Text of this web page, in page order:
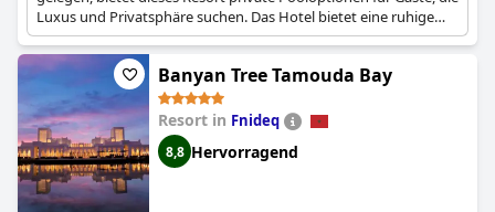
Luxus und Privatsphäre suchen. Das Hotel bietet eine ruhige
Umgebung mit privaten Schwimmmöglichkeiten.
Banyan Tree Tamouda Bay
Resort in Fnideq
8,8 Hervorragend